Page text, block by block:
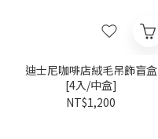
迪士尼咖啡店絨毛吊飾盲盒
[4入/中盒]
NT$1,200